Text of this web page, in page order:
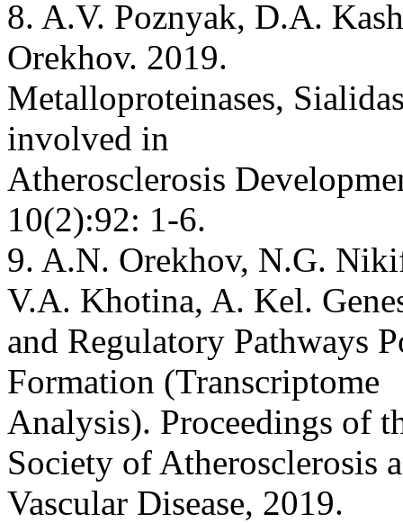
8. A.V. Poznyak, D.A.
Orekhov. 2019.
Metalloproteinases,
involved in
Atherosclerosis
10(2):92: 1-6.
9. A.N. Orekhov, N.G.
V.A. Khotina, A. Kel.
and Regulatory Pathways
Formation (Transcriptome
Analysis). Proceedings of
Society of Atherosclerosis
Vascular Disease, 2019.